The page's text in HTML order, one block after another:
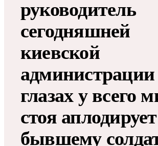
руководитель
сегодняшней
киевской
глазах у всего
стоя аплодирует
бывшему